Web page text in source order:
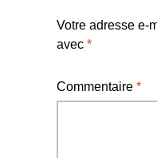
Votre adresse e-
avec *
Commentaire *